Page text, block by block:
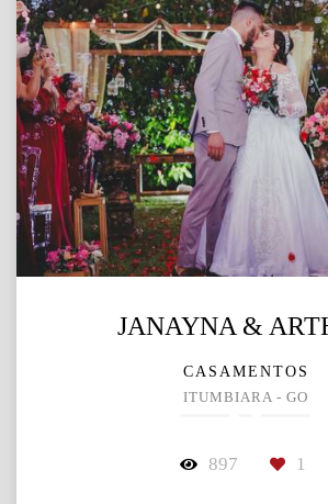
JANAYNA &
CASAMENTOS
ITUMBIARA - GO
897 1